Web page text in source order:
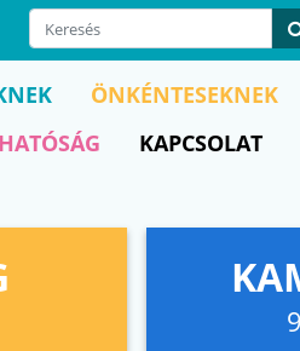
ÖNKÉNTESEKNEK
KAPCSOLAT